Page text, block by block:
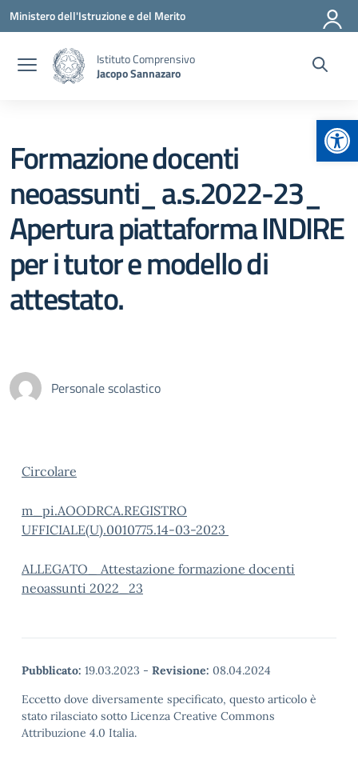
Vai ai contenuti
Vai al menu di navigazione
Vai al footer
Ministero dell'Istruzione e del Merito
Istituto Comprensivo
Jacopo Sannazaro
Formazione docenti
neoassunti_ a.s.2022-23_
Apertura piattaforma INDIRE
per i tutor e modello di
attestato.
Personale scolastico
Circolare
m_pi.AOODRCA.REGISTRO
UFFICIALE(U).0010775.14-03-2023
ALLEGATO_ Attestazione formazione docenti
neoassunti 2022_23
Pubblicato: 19.03.2023 - Revisione: 08.04.2024
Eccetto dove diversamente specificato, questo articolo è
stato rilasciato sotto Licenza Creative Commons
Attribuzione 4.0 Italia.